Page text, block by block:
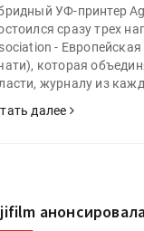
УФ-принтер
сразу трех
-
которая
журналу из
далее